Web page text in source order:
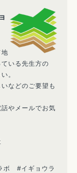
いる先生方の
。
などのご要望も
やメールでお気
#イギョウラ